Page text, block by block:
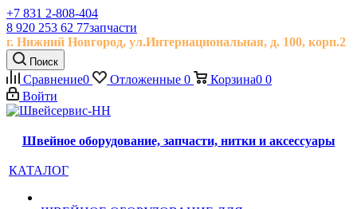
+7 831 2-808-404
8 920 253 62 77запчасти
г. Нижний Новгород, ул.Интернациональная, д. 100, корп.2
Поиск
Сравнение0 Отложенные 0 Корзина0 0
Войти
Швейное оборудование, запчасти, нитки и аксессуары
КАТАЛОГ